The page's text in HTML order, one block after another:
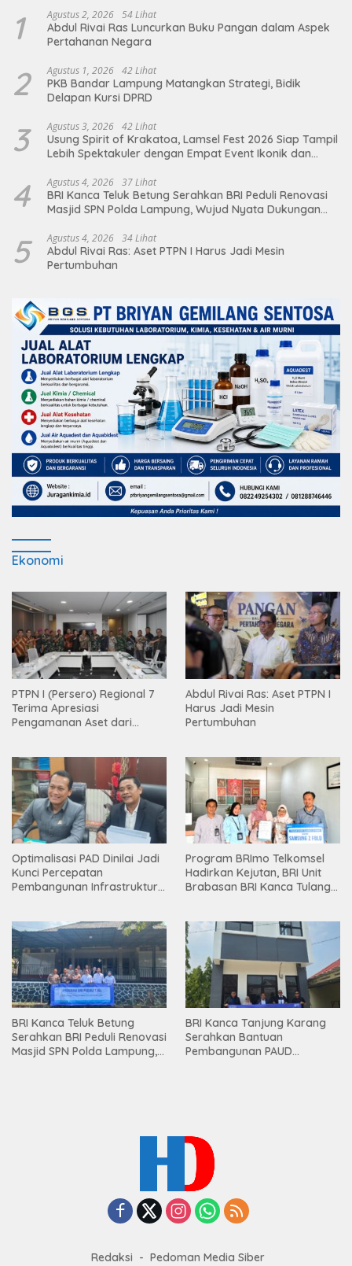
1 Agustus 2, 2026 54 Lihat
Abdul Rivai Ras Luncurkan Buku Pangan dalam Aspek
Pertahanan Negara
2 Agustus 1, 2026 42 Lihat
PKB Bandar Lampung Matangkan Strategi, Bidik
Delapan Kursi DPRD
3 Agustus 3, 2026 42 Lihat
Usung Spirit of Krakatoa, Lamsel Fest 2026 Siap Tampil
Lebih Spektakuler dengan Empat Event Ikonik dan
4 Agustus 4, 2026 37 Lihat
BRI Kanca Teluk Betung Serahkan BRI Peduli Renovasi
Masjid SPN Polda Lampung, Wujud Nyata Dukungan
5 Agustus 4, 2026 34 Lihat
Abdul Rivai Ras: Aset PTPN I Harus Jadi Mesin
Pertumbuhan
Ekonomi
PTPN I (Persero) Regional 7
Terima Apresiasi
Pengamanan Aset dari
Abdul Rivai Ras: Aset PTPN I
Harus Jadi Mesin
Pertumbuhan
Optimalisasi PAD Dinilai Jadi
Kunci Percepatan
Pembangunan Infrastruktur
Program BRImo Telkomsel
Hadirkan Kejutan, BRI Unit
Brabasan BRI Kanca Tulang
Mesuji
BRI Kanca Teluk Betung
Serahkan BRI Peduli Renovasi
Masjid SPN Polda Lampung,
BRI Kanca Tanjung Karang
Serahkan Bantuan
Pembangunan PAUD
Redaksi Pedoman Media Siber